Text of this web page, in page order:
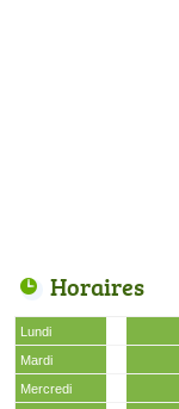
Horaires
Lundi
Mardi
Mercredi